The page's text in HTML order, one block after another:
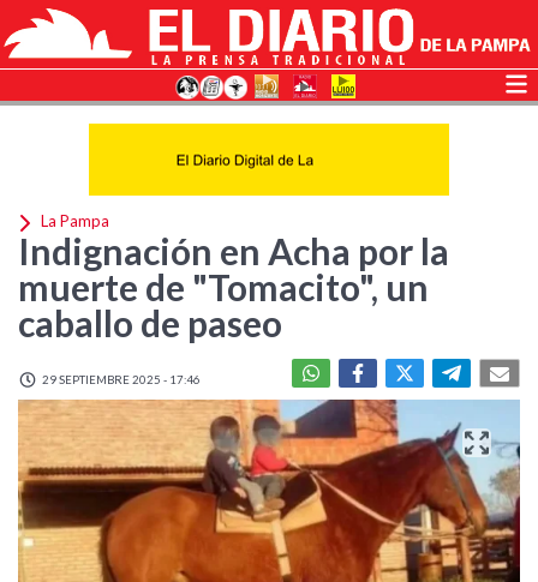
La Pampa
Indignación en Acha por la
muerte de "Tomacito", un
caballo de paseo
29 SEPTIEMBRE 2025 - 17:46